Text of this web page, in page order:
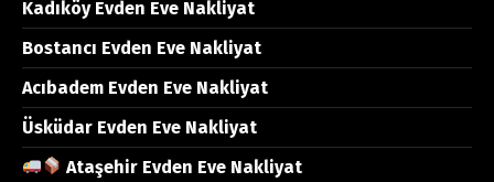
Kadıköy Evden Eve Nakliyat
Bostancı Evden Eve Nakliyat
Acıbadem Evden Eve Nakliyat
Üsküdar Evden Eve Nakliyat
Ataşehir Evden Eve Nakliyat